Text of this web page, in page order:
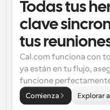
Todas tus
clave
tus
Cal.com funciona con
ya están en tu flujo,
funcione
Comienza Explorar